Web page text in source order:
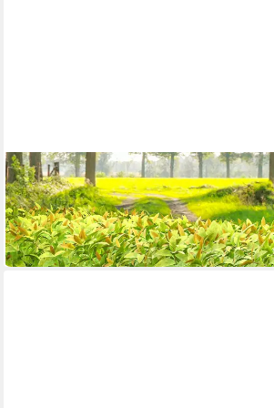
OUTSUNNY
Blumentopf mit Ablaufsystem, Loch, Haken
46,90 € UVP86,90 €
-46%
in 2-3 Werktagen bei dir